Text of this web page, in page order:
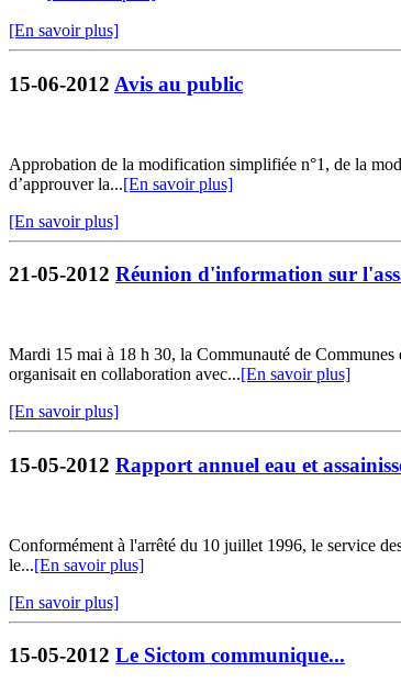
[En savoir plus]
15-06-2012 Avis au public
Approbation de la modification simplifiée n°1, de la
d’approuver la...[En savoir plus]
[En savoir plus]
21-05-2012 Réunion d'information sur
Mardi 15 mai à 18 h 30, la Communauté de
organisait en collaboration avec...[En savoir plus]
[En savoir plus]
15-05-2012 Rapport annuel eau et
Conformément à l'arrêté du 10 juillet 1996, le service
le...[En savoir plus]
[En savoir plus]
15-05-2012 Le Sictom communique...